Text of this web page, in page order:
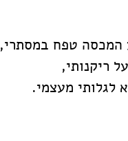
המכסה טפח במסתרי,
ריקנותי,
לגלותי מעצמי.